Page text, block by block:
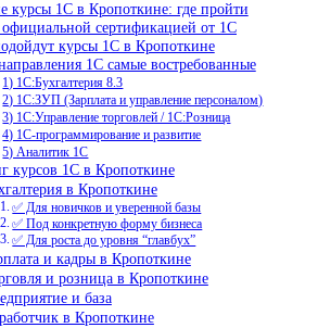
курсы 1С в Кропоткине: где пройти
официальной сертификацией от 1С
курсы 1С в Кропоткине
1С самые востребованные
1) 1С:Бухгалтерия 8.3
2) 1С:ЗУП (Зарплата и управление персоналом)
3) 1С:Управление торговлей / 1С:Розница
4) 1С-программирование и развитие
5) Аналитик 1С
курсов 1С в Кропоткине
в Кропоткине
✅ Для новичков и уверенной базы
✅ Под конкретную форму бизнеса
✅ Для роста до уровня “главбух”
и кадры в Кропоткине
и розница в Кропоткине
и база
в Кропоткине